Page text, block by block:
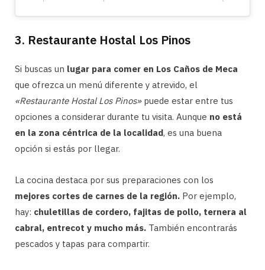
3. Restaurante Hostal Los Pinos
Si buscas un lugar para comer en Los Caños de Meca
que ofrezca un menú diferente y atrevido, el
«Restaurante Hostal Los Pinos»puede estar entre tus
opciones a considerar durante tu visita. Aunque no está
en la zona céntrica de la localidad, es una buena
opción si estás por llegar.
La cocina destaca por sus preparaciones con los
mejores cortes de carnes de la región. Por ejemplo,
hay: chuletillas de cordero, fajitas de pollo, ternera al
cabral, entrecot y mucho más. También encontrarás
pescados y tapas para compartir.